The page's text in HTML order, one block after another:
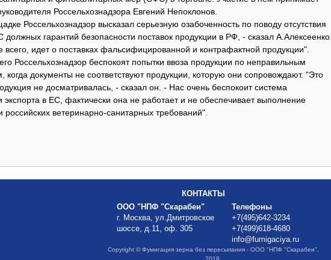
Россельхознадзора Евгений Непоклонов.
Россельхознадзор высказал серьезную озабоченность по поводу отсутствия
должных гарантий безопасности поставок продукции в РФ, - сказал А.Алексеенко.
всего, идет о поставках фальсифицированной и контрафактной продукции".
Россельхознадзор беспокоят попытки ввоза продукции по неправильным
когда документы не соответствуют продукции, которую они сопровождают. "Это
не досматривалась, - сказал он. - Нас очень беспокоит система
экспорта в ЕС, фактически она не работает и не обеспечивает выполнение
российских ветеринарно-санитарных требований".
КОНТАКТЫ
ООО "НПФ "Скарабеи"
г. Москва, ул.Дмитровское
шоссе, д.11, оф. 305
Телефоны
+7(495)642-3234
+7(499)618-4680
info@fumigaciya.ru
Copyright © Фумигация зерна без пересыпания - ООО "НПФ "Скарабеи",
2018.